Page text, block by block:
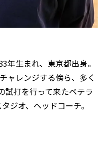
年生まれ、東京都出身。
ャレンジする傍ら、多く
試打を行って来たベテラ
ジオ、ヘッドコーチ。